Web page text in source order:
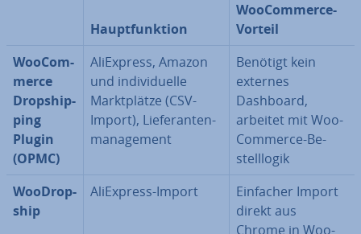
Haupt­funk­ti­on
Woo­Com­mer­ce-
Vorteil
Woo­Com­
mer­ce
Drop­ship­
ping
Plugin
(OPMC)
Ali­Ex­press, Amazon
und in­di­vi­du­el­le
Markt­plät­ze (CSV-
Import), Lie­fe­ran­ten­
ma­nage­ment
Benötigt kein
externes
Dashboard,
arbeitet mit Woo­
Com­mer­ce-Be­
stell­lo­gik
WooDrop­
ship
Ali­Ex­press-Import
Einfacher Import
direkt aus
Chrome in Woo­